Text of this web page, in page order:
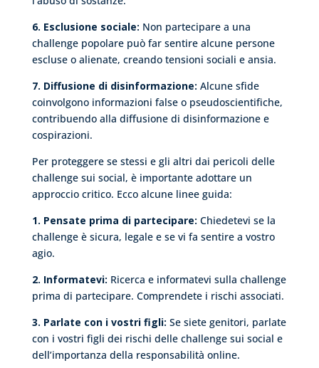
6. Esclusione sociale: Non partecipare a una
challenge popolare può far sentire alcune persone
escluse o alienate, creando tensioni sociali e ansia.
7. Diffusione di disinformazione: Alcune sfide
coinvolgono informazioni false o pseudoscientifiche,
contribuendo alla diffusione di disinformazione e
cospirazioni.
Per proteggere se stessi e gli altri dai pericoli delle
challenge sui social, è importante adottare un
approccio critico. Ecco alcune linee guida:
1. Pensate prima di partecipare: Chiedetevi se la
challenge è sicura, legale e se vi fa sentire a vostro
agio.
2. Informatevi: Ricerca e informatevi sulla challenge
prima di partecipare. Comprendete i rischi associati.
3. Parlate con i vostri figli: Se siete genitori, parlate
con i vostri figli dei rischi delle challenge sui social e
dell’importanza della responsabilità online.